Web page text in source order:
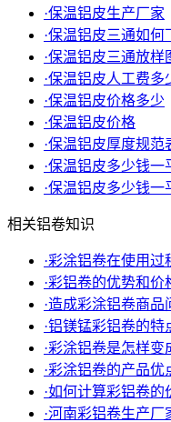
·保温铝皮生产厂家
·保温铝皮三通如何
·保温铝皮三通放样
·保温铝皮人工费多
·保温铝皮价格多少
·保温铝皮价格
·保温铝皮厚度规范
·保温铝皮多少钱一
·保温铝皮多少钱一
相关铝卷知识
·彩涂铝卷在使用过
·彩铝卷的优势和价
·造成彩涂铝卷商品
·铝镁锰彩铝卷的特
·彩涂铝卷是怎样变
·彩涂铝卷的产品优
·如何计算彩铝卷的
·河南彩铝卷生产厂